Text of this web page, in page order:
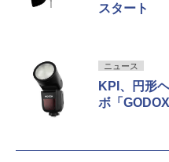
スタート
ニュース
KPI、円形
ボ「